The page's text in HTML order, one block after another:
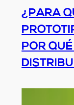
¿PARA
POR